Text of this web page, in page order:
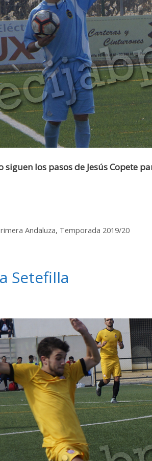
los pasos de Jesús Copete
Andaluza, Temporada 2019/20
Setefilla